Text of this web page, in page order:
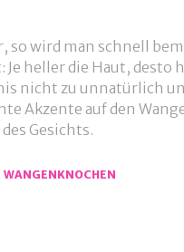
wird man schnell
heller die Haut, desto
nicht zu unnatürlich
Akzente auf den
Gesichts.
WANGENKNOCHEN